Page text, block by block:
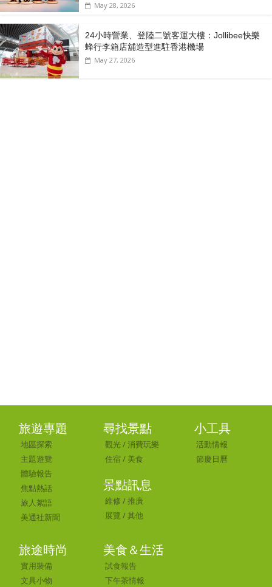
May 28, 2026
24小時營業、登陸二號客運大樓：Jollibee快樂
蜂行李箱店舖造型進駐香港機場
May 27, 2026
旅遊專題
地區探索
主題遊覽
體驗報告
焦點熱話
旅人絮語
美通社新聞
尋找景點
觀光 /消費玩樂
住宿 / 美食
景點訊息
維修 /推廣
展覽 /其他
小工具
活動情報
節慶日曆
旅途時尚
實用裝備
文具小物
美食＆生活
試食報告
下午茶情報